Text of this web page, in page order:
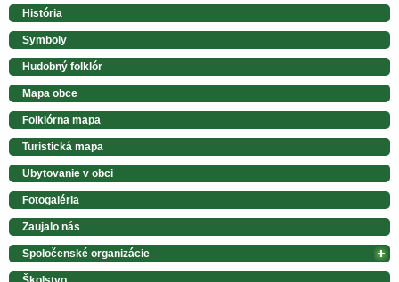
História
Symboly
Hudobný folklór
Mapa obce
Folklórna mapa
Turistická mapa
Ubytovanie v obci
Fotogaléria
Zaujalo nás
Spoločenské organizácie